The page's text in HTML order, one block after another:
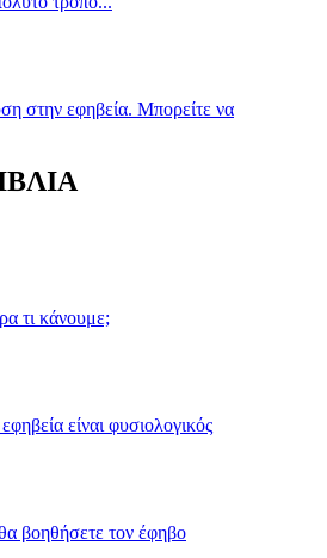
στην εφηβεία. Μπορείτε να
τι κάνουμε;
είναι φυσιολογικός
βοηθήσετε τον έφηβο